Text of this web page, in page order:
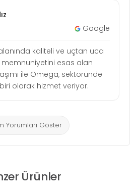
Google
kaliteli ve uçtan uca
esas alan
ile Omega, sektöründe
olarak hizmet veriyor.
Yorumları Göster
Ürünler